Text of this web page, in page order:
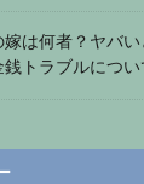
嫁は何者？ヤバ
銭トラブルについ